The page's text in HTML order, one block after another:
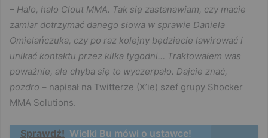
– Halo, halo Clout MMA. Tak się zastanawiam, czy macie
zamiar dotrzymać danego słowa w sprawie Daniela
Omielańczuka, czy po raz kolejny będziecie lawirować i
unikać kontaktu przez kilka tygodni… Traktowałem was
poważnie, ale chyba się to wyczerpało. Dajcie znać,
pozdro – napisał na Twitterze (X’ie) szef grupy Shocker
MMA Solutions.
Sprawdź! Wielki Bu mówi o ustawce!